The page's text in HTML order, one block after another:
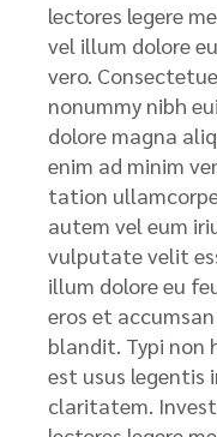
lectores legere
vel illum dolore
vero.
nonummy nibh
dolore magna
enim ad minim
tation
autem vel eum
vulputate velit
illum dolore eu
eros et
blandit. Typi
est usus legentis
claritatem.